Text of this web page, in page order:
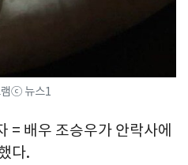
램ⓒ 뉴스1
= 배우 조승우가 안락사에
다.